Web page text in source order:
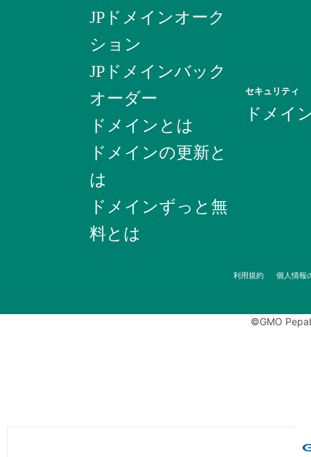
JPドメインオーク
ション
JPドメインバック
オーダー
ドメインとは
ドメインの更新と
は
ドメインずっと無
料とは
セキュリティ
ドメイ
利用規約 個人情報
©GMO